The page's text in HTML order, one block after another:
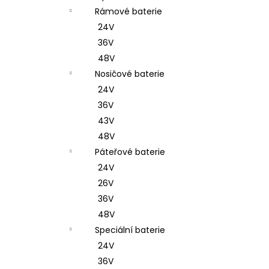
Rámové baterie
24V
36V
48V
Nosičové baterie
24V
36V
43V
48V
Páteřové baterie
24V
26V
36V
48V
Speciální baterie
24V
36V